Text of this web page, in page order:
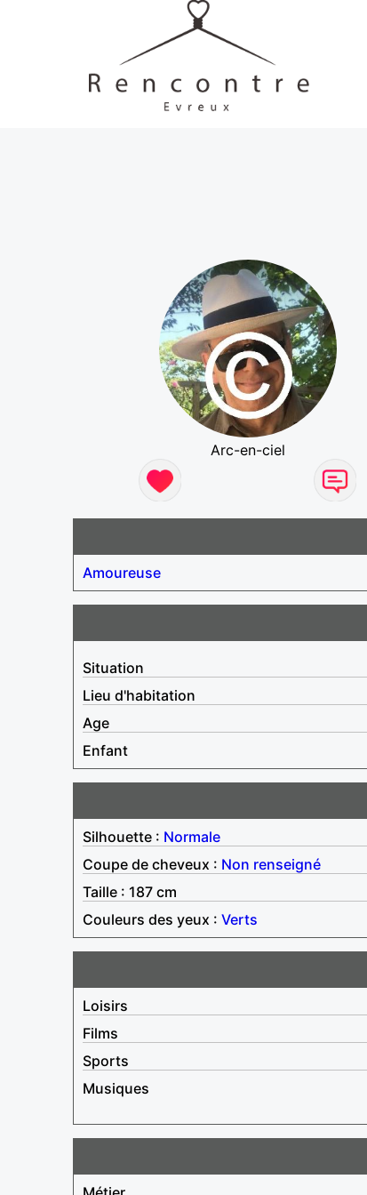
Arc-en-ciel
Amoureuse
Situation
Lieu d'habitation
Age
Enfant
Silhouette : Normale
Coupe de cheveux : Non renseigné
Taille : 187 cm
Couleurs des yeux : Verts
Loisirs
Films
Sports
Musiques